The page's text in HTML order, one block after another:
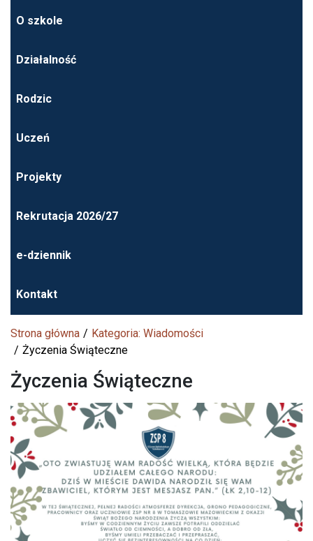
O szkole
Działalność
Rodzic
Uczeń
Projekty
Rekrutacja 2026/27
e-dziennik
Kontakt
Strona główna
Kategoria: Wiadomości
Życzenia Świąteczne
Życzenia Świąteczne